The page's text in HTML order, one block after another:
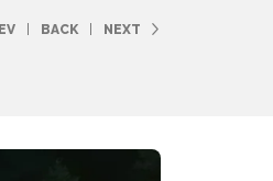
BACK NEXT